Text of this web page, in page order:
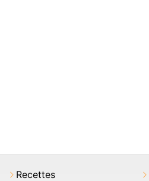
Recettes